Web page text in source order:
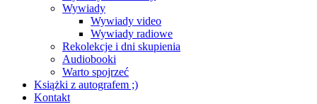
Wywiady
Wywiady video
Wywiady radiowe
Rekolekcje i dni skupienia
Audiobooki
Warto spojrzeć
Książki z autografem ;)
Kontakt